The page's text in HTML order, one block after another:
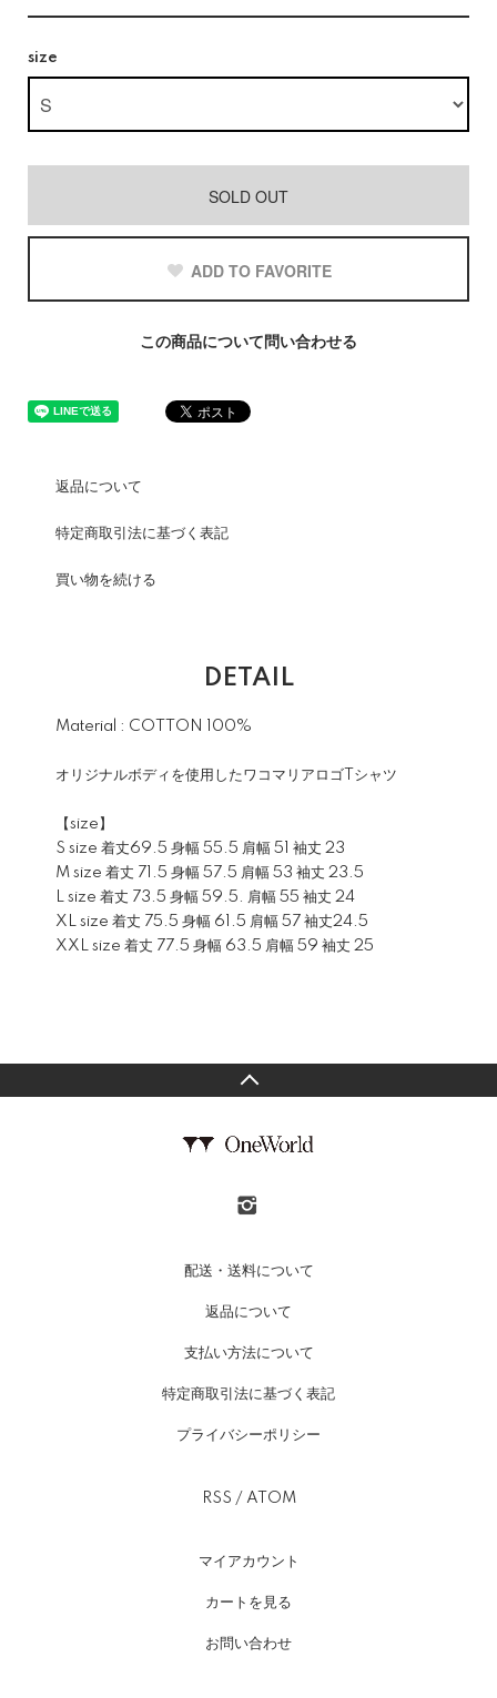
size
SOLD OUT
ADD TO FAVORITE
この商品について問い合わせる
返品について
特定商取引法に基づく表記
買い物を続ける
DETAIL
Material : COTTON 100%
オリジナルボディを使用したワコマリアロゴTシャツ
【size】
S size 着丈69.5 身幅 55.5 肩幅 51 袖丈 23
M size 着丈 71.5 身幅 57.5 肩幅 53 袖丈 23.5
L size 着丈 73.5 身幅 59.5. 肩幅 55 袖丈 24
XL size 着丈 75.5 身幅 61.5 肩幅 57 袖丈24.5
XXL size 着丈 77.5 身幅 63.5 肩幅 59 袖丈 25
配送・送料について
返品について
支払い方法について
特定商取引法に基づく表記
プライバシーポリシー
RSS / ATOM
マイアカウント
カートを見る
お問い合わせ